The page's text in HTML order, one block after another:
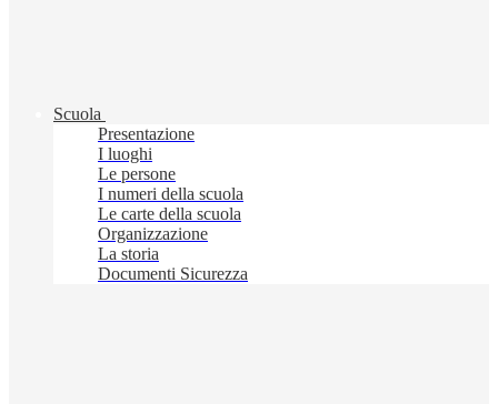
Scuola
Presentazione
I luoghi
Le persone
I numeri della scuola
Le carte della scuola
Organizzazione
La storia
Documenti Sicurezza